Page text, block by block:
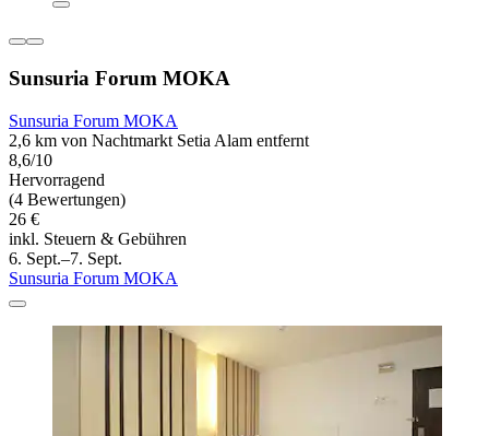
Sunsuria Forum MOKA
Sunsuria Forum MOKA
2,6 km von Nachtmarkt Setia Alam entfernt
8,6/10
Hervorragend
(4 Bewertungen)
26 €
inkl. Steuern & Gebühren
6. Sept.–7. Sept.
Sunsuria Forum MOKA